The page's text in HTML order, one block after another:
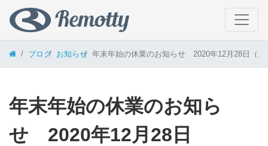
コンテンツへスキップ
ブログ お知らせ 年末年始の休業のお知らせ 2020年12月28日（月
年末年始の休業のお知ら
せ 2020年12月28日